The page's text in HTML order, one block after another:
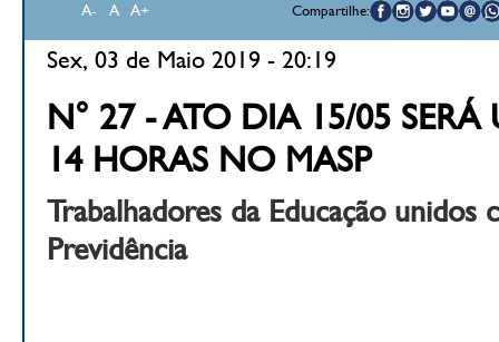
A- A A+ Compartilhe:
Sex, 03 de Maio 2019 - 20:19
N° 27 - ATO DIA 15/05
14 HORAS NO MASP
Trabalhadores da Educação unidos
Previdência